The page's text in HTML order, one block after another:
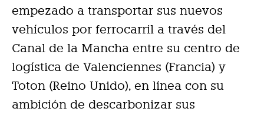
empezado a transportar sus nuevos
vehículos por ferrocarril a través del
Canal de la Mancha entre su centro de
logística de Valenciennes (Francia) y
Toton (Reino Unido), en línea con su
ambición de descarbonizar sus